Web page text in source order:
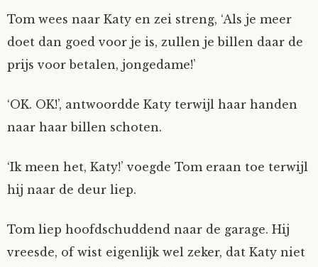
Tom wees naar Katy en zei streng, ‘Als je meer
doet dan goed voor je is, zullen je billen daar de
prijs voor betalen, jongedame!’
‘OK. OK!’, antwoordde Katy terwijl haar handen
naar haar billen schoten.
‘Ik meen het, Katy!’ voegde Tom eraan toe terwijl
hij naar de deur liep.
Tom liep hoofdschuddend naar de garage. Hij
vreesde, of wist eigenlijk wel zeker, dat Katy niet